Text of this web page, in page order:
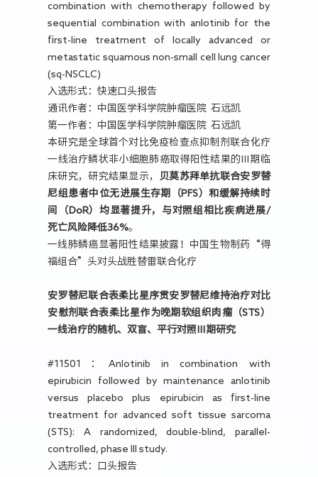
combination with chemotherapy followed by
sequential combination with anlotinib for the
first-line treatment of locally advanced or
metastatic squamous non-small cell lung cancer
(sq-NSCLC)
入选形式：快速口头报告
通讯作者：中国医学科学院肿瘤医院 石远凯
第一作者：中国医学科学院肿瘤医院 石远凯
本研究是全球首个对比免疫检查点抑制剂联合化疗
一线治疗鳞状非小细胞肺癌取得阳性结果的Ⅲ期临
床研究，研究结果显示，
贝莫苏拜单抗联合安罗替
尼组患者中位无进展生存期（PFS）和缓解持续时
间（DoR）均显著提升，与对照组相比疾病进展/
死亡风险降低36%。
一线肺鳞癌显著阳性结果披露！中国生物制药“得
福组合”头对头战胜替雷联合化疗
安罗替尼联合表柔比星序贯安罗替尼维持治疗对比
安慰剂联合表柔比星作为晚期软组织肉瘤（STS）
一线治疗的随机、双盲、平行对照Ⅲ期研究
#11501：Anlotinib in combination with
epirubicin followed by maintenance anlotinib
versus placebo plus epirubicin as first-line
treatment for advanced soft tissue sarcoma
(STS): A randomized, double-blind, parallel-
controlled, phase III study.
入选形式：口头报告